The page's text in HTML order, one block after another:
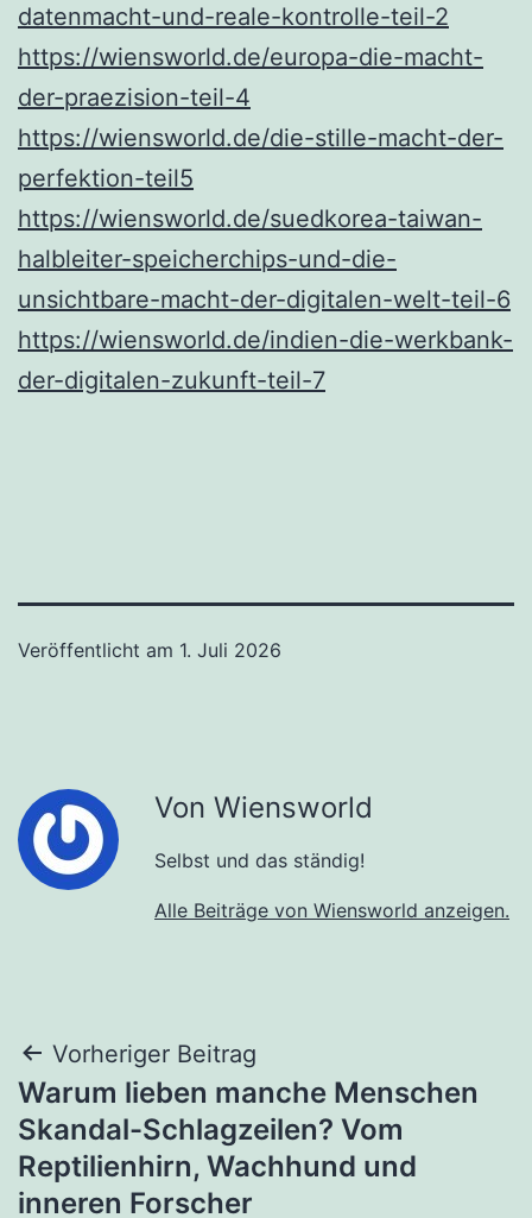
datenmacht-und-reale-kontrolle-teil-2
https://wiensworld.de/europa-die-macht-
der-praezision-teil-4
https://wiensworld.de/die-stille-macht-der-
perfektion-teil5
https://wiensworld.de/suedkorea-taiwan-
halbleiter-speicherchips-und-die-
unsichtbare-macht-der-digitalen-welt-teil-6
https://wiensworld.de/indien-die-werkbank-
der-digitalen-zukunft-teil-7
Veröffentlicht am 1. Juli 2026
Von Wiensworld
Selbst und das ständig!
Alle Beiträge von Wiensworld anzeigen.
Beitragsnavigation
Vorheriger Beitrag
Warum lieben manche Menschen
Skandal-Schlagzeilen? Vom
Reptilienhirn, Wachhund und
inneren Forscher